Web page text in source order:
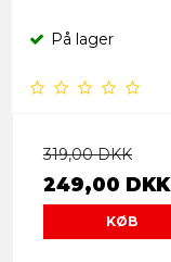
På lager
319,00 DKK
249,00 DKK
KØB